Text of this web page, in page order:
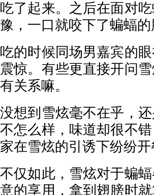
吃了起来。之后在面对
豫，一口就咬下了蝙蝠
吃的时候同场男嘉宾的
震惊。有些更直接开问
有关系嘛。
没想到雪炫毫不在乎，
不怎么样，味道却很不
家在雪炫的引诱下纷纷
不仅如此，雪炫对于蝙
意的享用，拿到翅膀时